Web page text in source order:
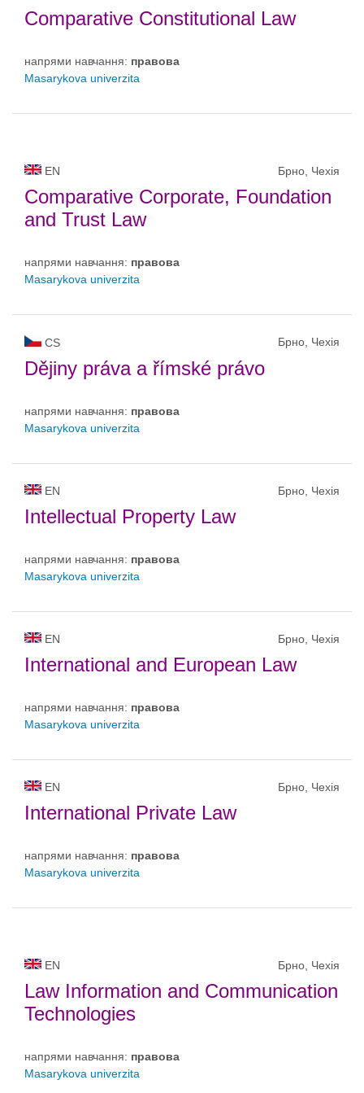
Comparative Constitutional Law
напрями навчання: правовa
Masarykova univerzita
EN Брно, Чехія
Comparative Corporate, Foundation
and Trust Law
напрями навчання: правовa
Masarykova univerzita
CS Брно, Чехія
Dějiny práva a římské právo
напрями навчання: правовa
Masarykova univerzita
EN Брно, Чехія
Intellectual Property Law
напрями навчання: правовa
Masarykova univerzita
EN Брно, Чехія
International and European Law
напрями навчання: правовa
Masarykova univerzita
EN Брно, Чехія
International Private Law
напрями навчання: правовa
Masarykova univerzita
EN Брно, Чехія
Law Information and Communication
Technologies
напрями навчання: правовa
Masarykova univerzita